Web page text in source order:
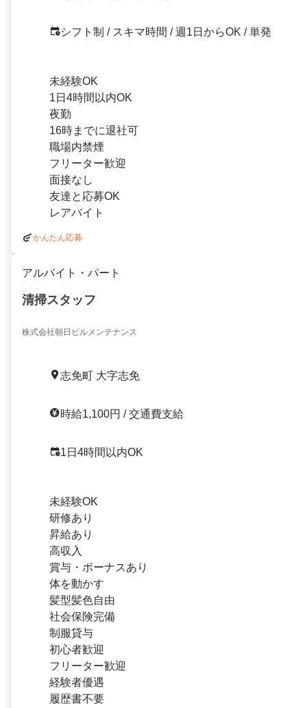
シフト制 / スキマ時間 / 週1日からOK / 単発
未経験OK
1日4時間以内OK
夜勤
16時までに退社可
職場内禁煙
フリーター歓迎
面接なし
友達と応募OK
レアバイト
かんたん応募
アルバイト・パート
清掃スタッフ
株式会社朝日ビルメンテナンス
志免町 大字志免
時給1,100円 / 交通費支給
1日4時間以内OK
未経験OK
研修あり
昇給あり
高収入
賞与・ボーナスあり
体を動かす
髪型髪色自由
社会保険完備
制服貸与
初心者歓迎
フリーター歓迎
経験者優遇
履歴書不要